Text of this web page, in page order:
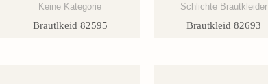
Keine Kategorie
Brautlkeid 82595
Schlichte Brautkleider
Brautkleid 82693